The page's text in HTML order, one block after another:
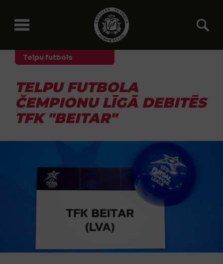
Telpu futbols
TELPU FUTBOLA
ČEMPIONU LĪGĀ DEBITĒS
TFK "BEITAR"